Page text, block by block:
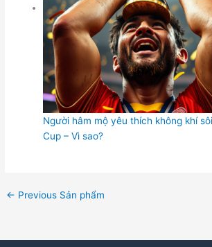
Người hâm mộ yêu thích không khí
Cup – Vì sao?
← Previous Sản phẩm